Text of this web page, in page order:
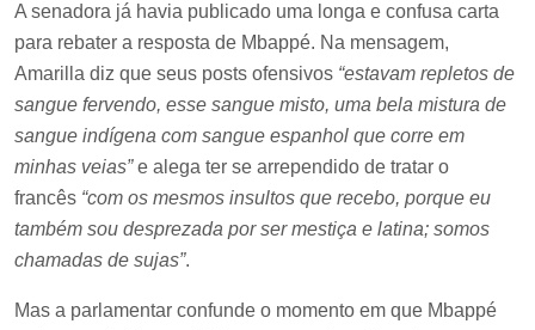
A senadora já havia publicado uma longa e confusa carta
para rebater a resposta de Mbappé. Na mensagem,
Amarilla diz que seus posts ofensivos “estavam repletos de
sangue fervendo, esse sangue misto, uma bela mistura de
sangue indígena com sangue espanhol que corre em
minhas veias”e alega ter se arrependido de tratar o
francês “com os mesmos insultos que recebo, porque eu
também sou desprezada por ser mestiça e latina; somos
chamadas de sujas”.
Mas a parlamentar confunde o momento em que Mbappé